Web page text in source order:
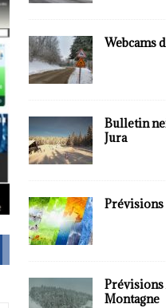
Webcams
Bulletin
Jura
Prévisions
Prévisions
Montagne